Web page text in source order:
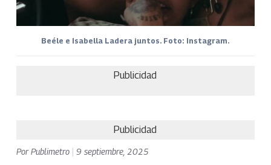
Beéle e Isabella Ladera juntos. Foto: Instagram.
Publicidad
Publicidad
PorPublimetro 9 septiembre, 2025